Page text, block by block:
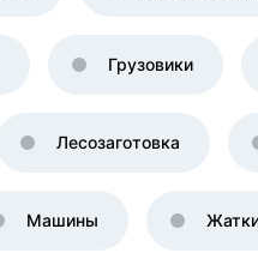
Грузовики
Лесозаготовка
Машины